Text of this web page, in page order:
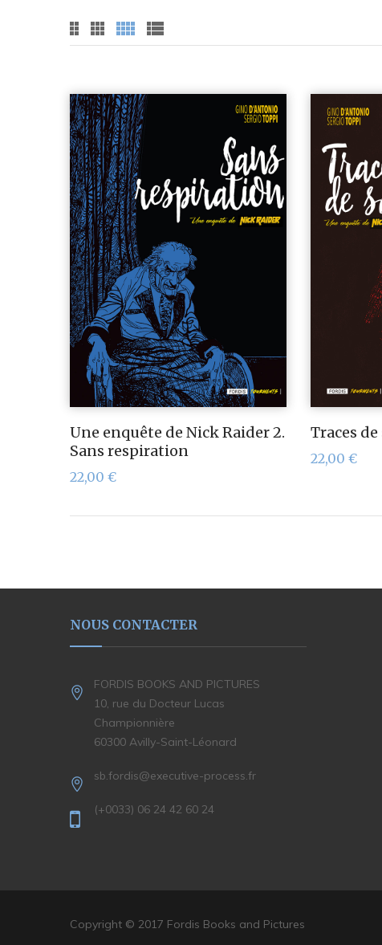
Une enquête de Nick Raider 2.
Sans respiration
22,00 €
Traces
22,00 €
NOUS CONTACTER
FORDIS BOOKS AND PICTURES
10, rue du Docteur Lucas
Championnière
60300 Avilly-Saint-Léonard
sb.fordis@executive-process.fr
(+0033) 06 24 42 60 24
Copyright © 2017 Fordis Books and Pictures